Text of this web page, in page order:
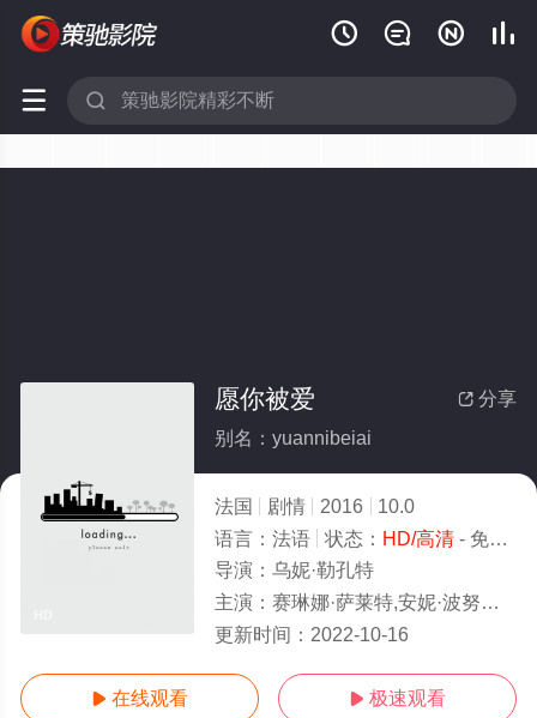
   
 
 分享
愿你被爱
别名：yuannibeiai
法国 剧情 2016
10.0
语言： 法语 状态： HD/高清- 免费在线观看
导演： 乌妮·勒孔特
主演： 赛琳娜·萨莱特,安妮·波努瓦,弗朗索瓦兹·勒布伦,艾丽叶·阿吉斯
更新时间： 2022-10-16
 在线观看  极速观看